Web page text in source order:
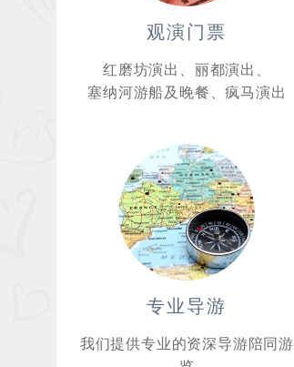
观演门票
红磨坊演出、丽都演出、
塞纳河游船及晚餐、疯马演出
专业导游
我们提供专业的资深导游陪同游